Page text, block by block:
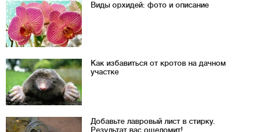
Виды орхидей: фото и описание
Как избавиться от кротов на дачном
участке
Добавьте лавровый лист в стирку.
Результат вас ошеломит!